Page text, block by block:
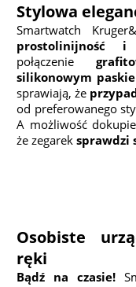
Stylowa
Smartwatch
prostolinijność i
połączenie
silikonowym
sprawiają, że
od preferowanego
A możliwość
że zegarek sprawdzi
Osobiste
ręki
Bądź na czasie!